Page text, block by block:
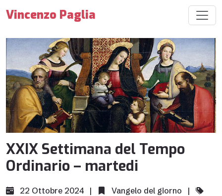
Vincenzo Paglia
XXIX Settimana del Tempo
Ordinario – martedi
22 Ottobre 2024 | Vangelo del giorno |